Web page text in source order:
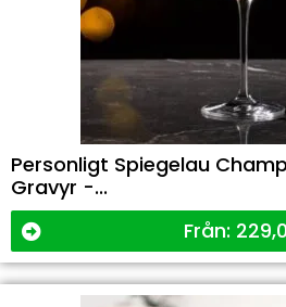
Personligt Spiegelau
Gravyr -...
Från: